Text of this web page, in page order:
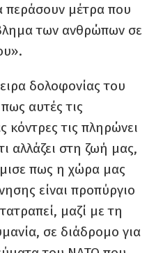
μέτρα που
των ανθρώπων σε
δολοφονίας του
αυτές τις
κόντρες τις πληρώνει
αλλάζει στη ζωή μας,
πως η χώρα μας
είναι προπύργιο
μαζί με τη
σε διάδρομο για